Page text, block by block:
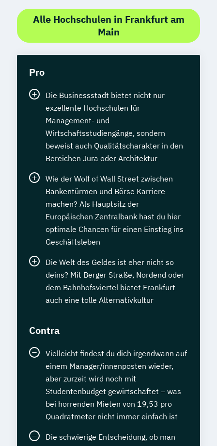
Alle Hochschulen in Frankfurt am
Main
Pro
Die Businessstadt bietet nicht nur
exzellente Hochschulen für
Management- und
Wirtschaftsstudiengänge, sondern
beweist auch Qualitätscharakter in den
Bereichen Jura oder Architektur
Wie der Wolf of Wall Street zwischen
Bankentürmen und Börse Karriere
machen? Als Hauptsitz der
Europäischen Zentralbank hast du hier
optimale Chancen für einen Einstieg ins
Geschäftsleben
Die Welt des Geldes ist eher nicht so
deins? Mit Berger Straße, Nordend oder
dem Bahnhofsviertel bietet Frankfurt
auch eine tolle Alternativkultur
Contra
Vielleicht findest du dich irgendwann auf
einem Manager/innenposten wieder,
aber zurzeit wird noch mit
Studentenbudget gewirtschaftet – was
bei horrenden Mieten von 19,53 pro
Quadratmeter nicht immer einfach ist
Die schwierige Entscheidung, ob man